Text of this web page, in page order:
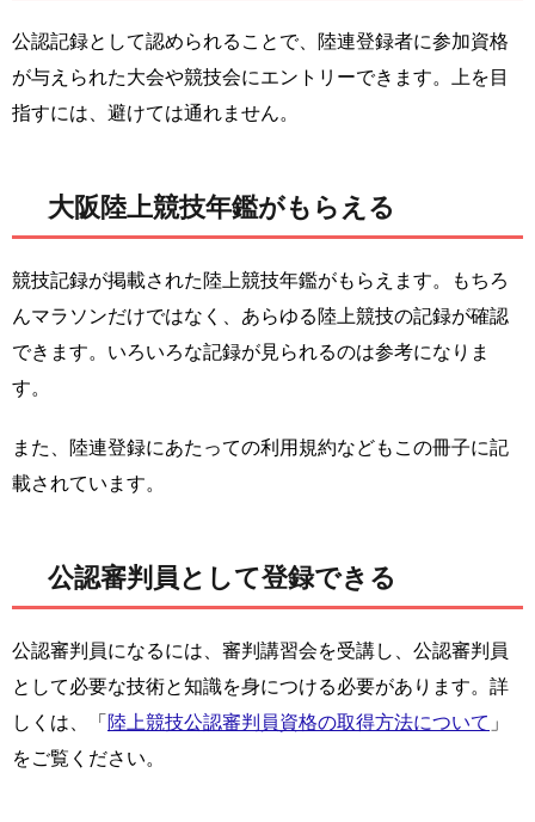
公認記録として認められることで、陸連登録者に参加資格
が与えられた大会や競技会にエントリーできます。上を目
指すには、避けては通れません。
大阪陸上競技年鑑がもらえる
競技記録が掲載された陸上競技年鑑がもらえます。もちろ
んマラソンだけではなく、あらゆる陸上競技の記録が確認
できます。いろいろな記録が見られるのは参考になりま
す。
また、陸連登録にあたっての利用規約などもこの冊子に記
載されています。
公認審判員として登録できる
公認審判員になるには、審判講習会を受講し、公認審判員
として必要な技術と知識を身につける必要があります。詳
しくは、「 陸上競技公認審判員資格の取得方法について 」
をご覧ください。